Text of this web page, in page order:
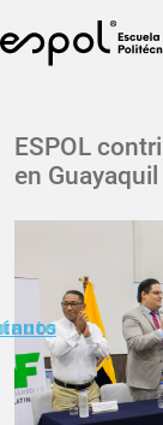
La ESPOL
Educación
Vida
Nuestra
Transparencia
ESPOL
en